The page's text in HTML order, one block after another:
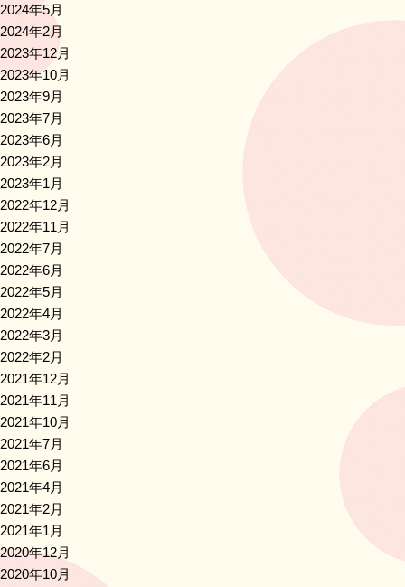
2024年5月
2024年2月
2023年12月
2023年10月
2023年9月
2023年7月
2023年6月
2023年2月
2023年1月
2022年12月
2022年11月
2022年7月
2022年6月
2022年5月
2022年4月
2022年3月
2022年2月
2021年12月
2021年11月
2021年10月
2021年7月
2021年6月
2021年4月
2021年2月
2021年1月
2020年12月
2020年10月